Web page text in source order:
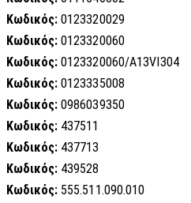
Κωδικός: 0123320029
Κωδικός: 0123320060
Κωδικός: 0123320060/A13VI304
Κωδικός: 0123335008
Κωδικός: 0986039350
Κωδικός: 437511
Κωδικός: 437713
Κωδικός: 439528
Κωδικός: 555.511.090.010